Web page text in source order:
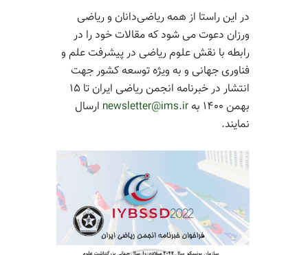
در این راستا از همه ریاضی‌دانان و ریاضی
ورزان دعوت می شود که مقالات خود را در
رابطه با نقش علوم ریاضی در پیشرفت علم و
فناوری جهانی و به ویژه توسعه کشور جهت
انتشار در خبرنامه انجمن ریاضی ایران تا ۱۵
بهمن ۱۴۰۰ به
newsletter@ims.ir ارسال
نمایند.